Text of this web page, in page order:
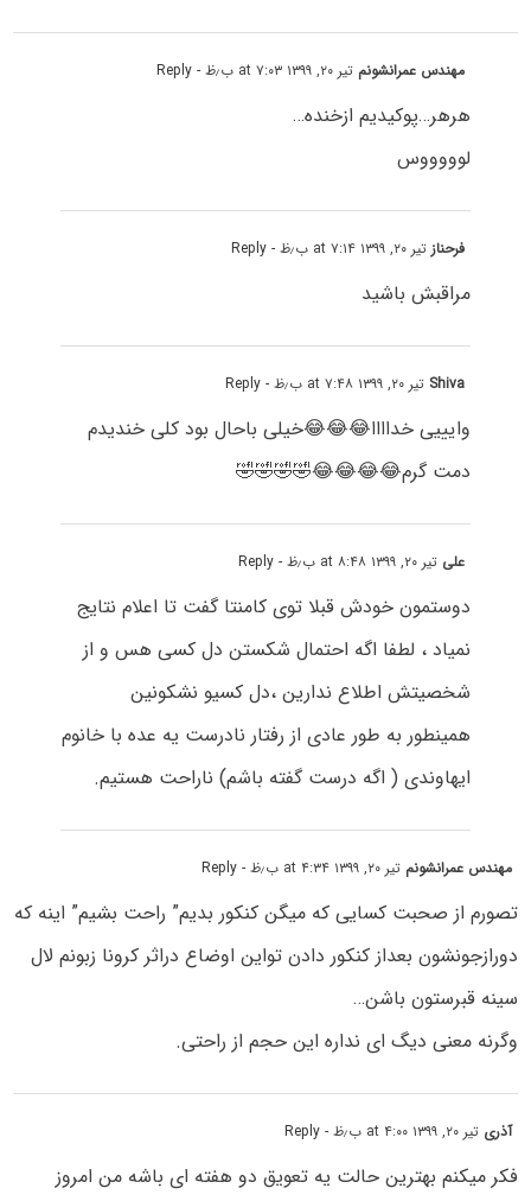
مهندس عمرانشونم تیر ۲۰, ۱۳۹۹ at ۷:۰۳ ب٫ظ - Reply
هرهر…پوکیدیم ازخنده…
لوووووس
فرحنازتیر ۲۰, ۱۳۹۹ at ۷:۱۴ ب٫ظ - Reply
مراقبش باشید
Shiva تیر ۲۰, ۱۳۹۹ at ۷:۴۸ ب٫ظ - Reply
وایییی خداااا😂😂😂خیلی باحال بود کلی خندیدم
دمت گرم😂😂😂😂🤣🤣🤣🤣
علی تیر ۲۰, ۱۳۹۹ at ۸:۴۸ ب٫ظ - Reply
دوستمون خودش قبلا توی کامنتا گفت تا اعلام نتایج
نمیاد ، لطفا اگه احتمال شکستن دل کسی هس و از
شخصیتش اطلاع ندارین ،دل کسیو نشکونین
همینطور به طور عادی از رفتار نادرست یه عده با خانوم
ایهاوندی ( اگه درست گفته باشم) ناراحت هستیم.
مهندس عمرانشونم تیر ۲۰, ۱۳۹۹ at ۴:۳۴ ب٫ظ - Reply
تصورم از صحبت کسایی که میگن کنکور بدیم” راحت بشیم” اینه که
دورازجونشون بعداز کنکور دادن تواین اوضاع دراثر کرونا زبونم لال
سینه قبرستون باشن…
وگرنه معنی دیگ ای نداره این حجم از راحتی.
آذری تیر ۲۰, ۱۳۹۹ at ۴:۰۰ ب٫ظ - Reply
فکر میکنم بهترین حالت یه تعویق دو هفته ای باشه من امروز